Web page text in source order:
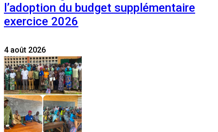
l’adoption du budget supplémentaire
exercice 2026
4 août 2026